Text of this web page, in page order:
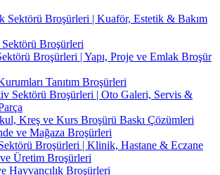
Sektörü Broşürleri | Kuaför, Estetik & Bakım
Broşürleri
Broşürleri | Yapı, Proje ve Emlak Broşür
Tanıtım Broşürleri
Sektörü Broşürleri | Oto Galeri, Servis &
Kreş ve Kurs Broşürü Baskı Çözümleri
ve Mağaza Broşürleri
Broşürleri | Klinik, Hastane & Eczane
Üretim Broşürleri
Hayvancılık Broşürleri